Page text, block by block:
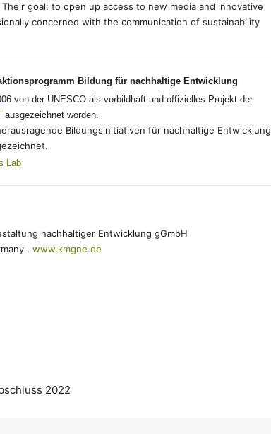
goal: to open up access to new media and innovative
concerned with the communication of sustainability
Bildung für nachhaltige Entwicklung
von der UNESCO als vorbildhaft und offizielles Projekt der
ausgezeichnet worden.
Bildungsinitiativen für nachhaltige Entwicklung
Lab
nachhaltiger Entwicklung gGmbH
. www.kmgne.de
2022